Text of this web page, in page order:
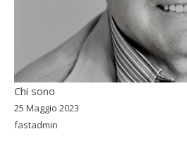
Chi sono
25 Maggio 2023
fastadmin